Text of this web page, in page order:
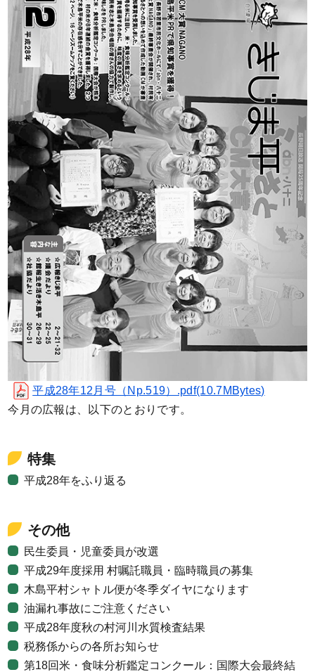
平成28年12月号（Np.519）.pdf(10.7MBytes)
今月の広報は、以下のとおりです。
特集
平成28年をふり返る
その他
民生委員・児童委員が改選
平成29年度採用 村嘱託職員・臨時職員の募集
木島平村シャトル便が冬季ダイヤになります
油漏れ事故にご注意ください
平成28年度秋の村河川水質検査結果
税務係からの各所お知らせ
第18回米・食味分析鑑定コンクール：国際大会最終結